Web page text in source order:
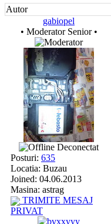
Autor
gabiopel
• Moderator Senior •
Deconectat
Posturi: 635
Locatia: Buzau
Joined: 04.06.2013
Masina: astrag
TRIMITE MESAJ
PRIVAT